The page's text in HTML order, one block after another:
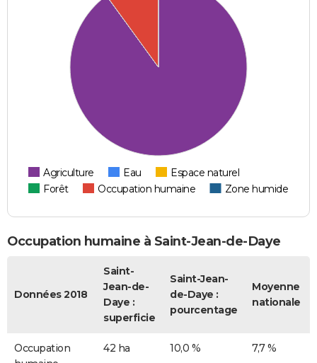
Agriculture Eau
Espace naturel
Forêt
Occupation humaine Zone humide
Occupation humaine à Saint-Jean-de-Daye
Données 2018
Saint-
Jean-de-
Daye :
superficie
Saint-Jean-
de-Daye :
pourcentage
Moyenne
nationale
Occupation
42 ha 10,0 % 7,7 %